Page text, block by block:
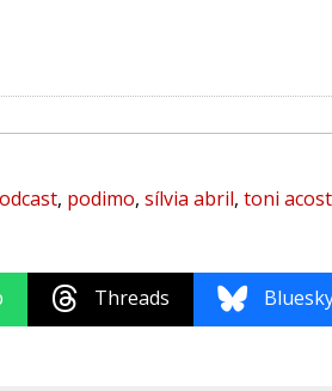
, podimo, sílvia abril, toni
Threads